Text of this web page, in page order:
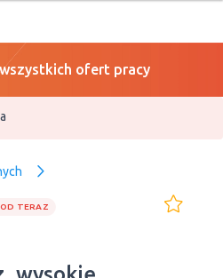
ofert pracy
TERAZ